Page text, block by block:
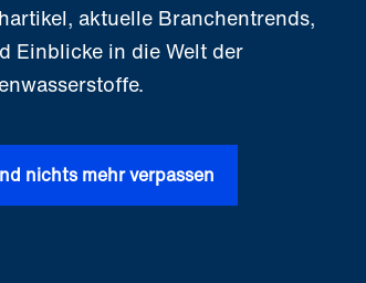
aktuelle Branchentrends,
Einblicke in die Welt der
nichts mehr verpassen